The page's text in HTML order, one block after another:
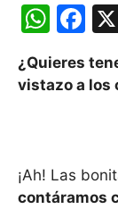
W
h
at
p
p
F
c
o
¿Quieres
vistazo a los
¡Ah! Las
contáramos